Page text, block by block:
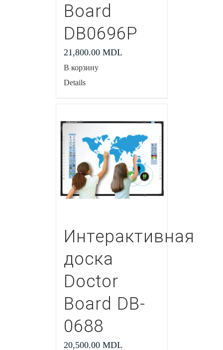
Board
DB0696P
21,800.00 MDL
В корзину
Details
Интерактивная
доска
Doctor
Board DB-
0688
20,500.00 MDL